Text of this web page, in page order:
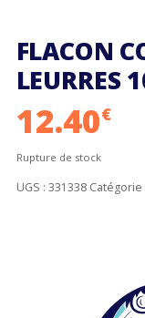
FLACON
LEURRES
12.40€
Rupture de stock
UGS : 331338 Catégorie